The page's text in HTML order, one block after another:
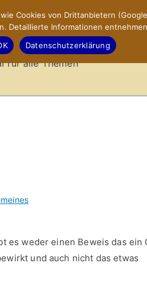
–
für alle Themen
es weder einen Beweis das ein
und auch nicht das etwas
Cookies von Drittanbietern
Detaillierte Informationen
Datenschutzerklärung